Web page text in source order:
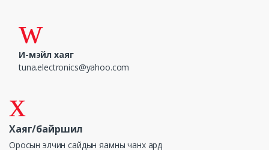
И-мэйл хаяг
tuna.electronics@yahoo.com
Хаяг/байршил
Оросын элчин сайдын яамны чанх ард